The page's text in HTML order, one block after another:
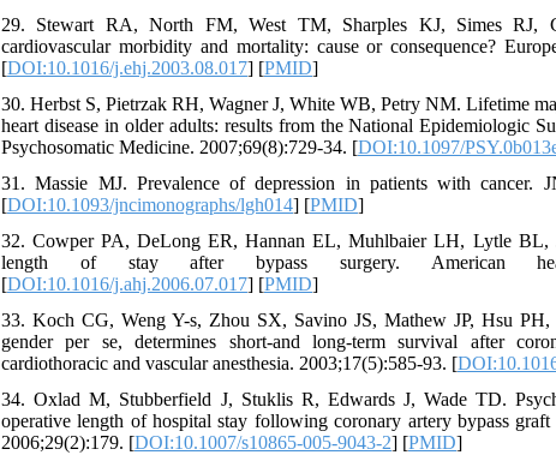
29. Stewart RA, North FM, West TM, Sharples KJ, Simes RJ,
cardiovascular morbidity and mortality: cause or consequence?
[DOI:10.1016/j.ehj.2003.08.017] [PMID]
30. Herbst S, Pietrzak RH, Wagner J, White WB, Petry NM. Lifetime
heart disease in older adults: results from the National Epidemiologic
Psychosomatic Medicine. 2007;69(8):729-34. [DOI:10.1097/
31. Massie MJ. Prevalence of depression in patients with cancer.
[DOI:10.1093/jncimonographs/lgh014] [PMID]
32. Cowper PA, DeLong ER, Hannan EL, Muhlbaier LH, Lytle BL,
length of stay after bypass surgery. American heart
[DOI:10.1016/j.ahj.2006.07.017] [PMID]
33. Koch CG, Weng Y-s, Zhou SX, Savino JS, Mathew JP, Hsu
gender per se, determines short-and long-term survival after
cardiothoracic and vascular anesthesia. 2003;17(5):585-93. [
34. Oxlad M, Stubberfield J, Stuklis R, Edwards J, Wade TD.
operative length of hospital stay following coronary artery bypass
2006;29(2):179. [DOI:10.1007/s10865-005-9043-2] [PMID]